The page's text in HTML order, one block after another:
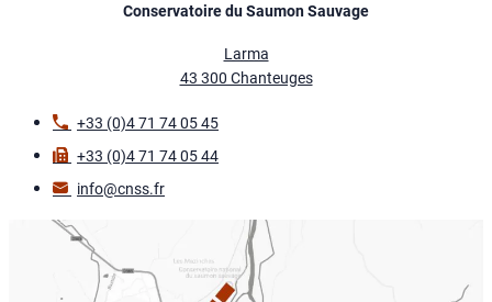
Conservatoire du Saumon Sauvage
Larma
43 300 Chanteuges
+33 (0)4 71 74 05 45
+33 (0)4 71 74 05 44
info@cnss.fr